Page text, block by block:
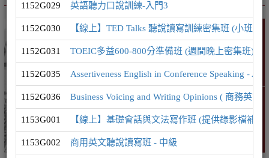
英語
精選課程
1152G029 英語聽力口說訓練-入門3
1152G030 【線上】TED Talks 聽說讀寫訓練密集班 (小班制
1152G031 TOEIC多益600-800分準備班 (週間晚上密集班)
1152G035 Assertiveness English in Conference Speaking -
1152G036 Business Voicing and Writing Opinions ( 商務英語
1153G001 【線上】基礎會話與文法寫作班 (提供錄影檔補課
1153G002 商用英文聽說讀寫班 - 中級